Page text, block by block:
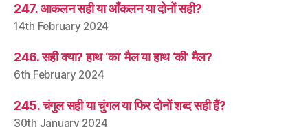
247. आकलन सही या आँकलन या दोनों सही?
14th February 2024
246. सही क्या? हाथ ‘का’ मैल या हाथ ‘की’ मैल?
6th February 2024
245. चंगुल सही या चुंगल या फिर दोनों शब्द सही हैं?
30th January 2024